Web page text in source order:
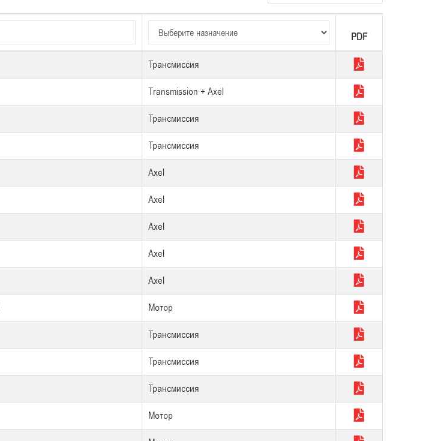
PDF
PDF
Трансмиссия
Transmission + Axel
Трансмиссия
Трансмиссия
Axel
Axel
Axel
Axel
Axel
Мотор
Трансмиссия
Трансмиссия
Трансмиссия
Мотор